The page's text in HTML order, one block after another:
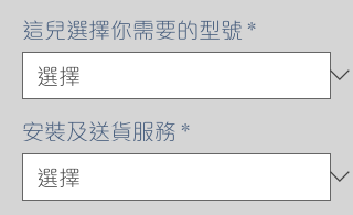
這兒選擇你需要的型號 *
安裝及送貨服務 *